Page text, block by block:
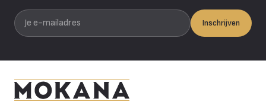
Je e-mailadres
Inschrijven